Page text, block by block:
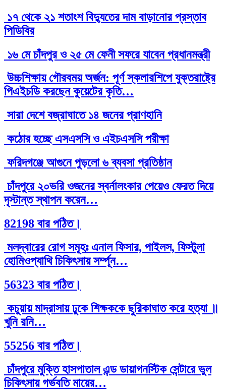
১৭ থেকে ২১ শতাংশ বিদ্যুতের দাম বাড়ানোর প্রস্তাব
পিডিবির
১৬ মে চাঁদপুর ও ২৫ মে ফেনী সফরে যাবেন প্রধানমন্ত্রী
উচ্চশিক্ষায় গৌরবময় অর্জন: পূর্ণ স্কলারশিপে যুক্তরাষ্ট্রে
পিএইচডি করছেন কুয়েটের কৃতি…
সারা দেশে বজ্রাঘাতে ১৪ জনের প্রাণহানি
কঠোর হচ্ছে এসএসসি ও এইচএসসি পরীক্ষা
ফরিদগঞ্জে আগুনে পুড়লো ৬ ব্যবসা প্রতিষ্ঠান
চাঁদপুরে ২০ভরি ওজনের স্বর্নালংকার পেয়েও ফেরত দিয়ে
দৃস্টান্ত স্থাপন করেন…
82198 বার পঠিত।
মলদ্বারের রোগ সমূহঃ এনাল ফিসার, পাইলস, ফিস্টুলা
হোমিওপ্যাথি চিকিৎসায় সর্ম্পূন…
56323 বার পঠিত।
কচুয়ায় মাদ্রাসায় ঢুকে শিক্ষককে ছুরিকাঘাত করে হত্যা ॥
খুনি রনি…
55256 বার পঠিত।
চাঁদপুরে মুক্তি হাসপাতাল এন্ড ডায়াগনস্টিক সেন্টারে ভুল
চিকিৎসায় গর্ভবতি মায়ের…